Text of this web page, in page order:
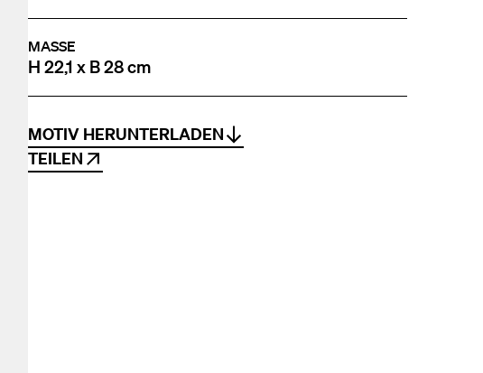
MASSE
H 22,1 x B 28 cm
MOTIV HERUNTERLADEN
TEILEN